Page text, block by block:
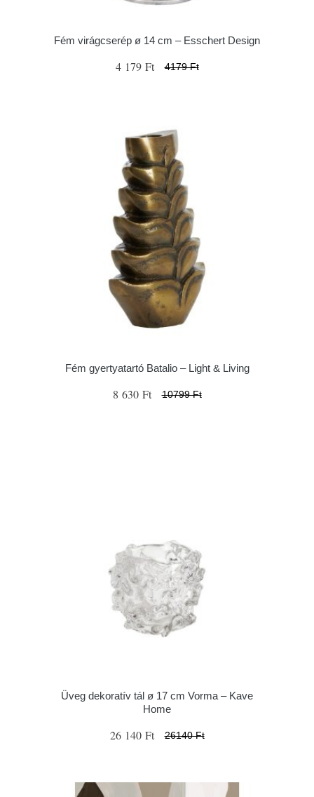
Fém virágcserép ø 14 cm – Esschert Design
4 179 Ft 4179 Ft
Fém gyertyatartó Batalio – Light & Living
8 630 Ft 10799 Ft
Üveg dekoratív tál ø 17 cm Vorma – Kave
Home
26 140 Ft 26140 Ft